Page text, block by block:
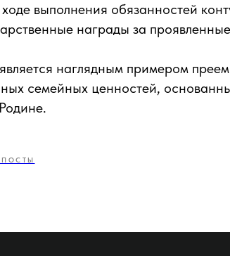
выполнения обязанностей
награды за
наглядным примером
семейных ценностей,